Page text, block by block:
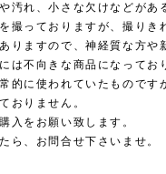
汚れ、小さな欠けなどがあ
撮っておりますが、撮りき
りますので、神経質な方や
は不向きな商品になってお
的に使われていたものです
おりません。
入をお願い致します。
ら、お問合せ下さいませ。